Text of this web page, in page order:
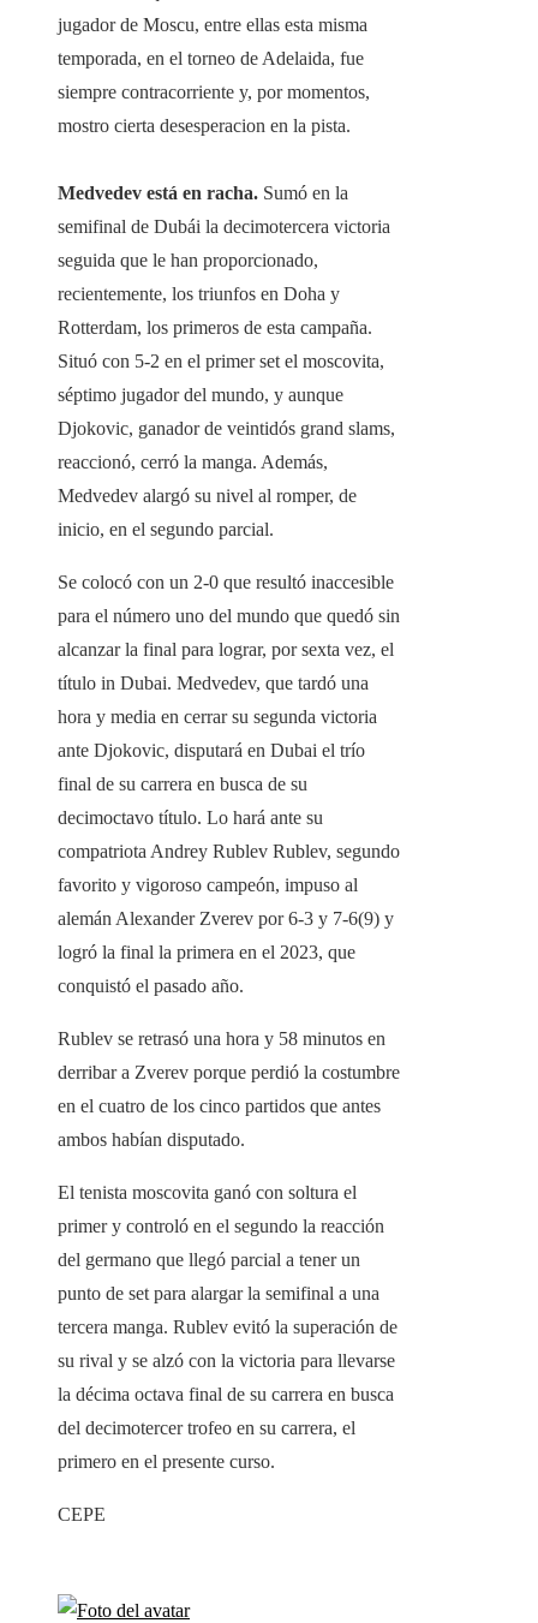
jugador de Moscu, entre ellas esta misma
temporada, en el torneo de Adelaida, fue
siempre contracorriente y, por momentos,
mostro cierta desesperacion en la pista.
Medvedev está en racha. Sumó en la
semifinal de Dubái la decimotercera victoria
seguida que le han proporcionado,
recientemente, los triunfos en Doha y
Rotterdam, los primeros de esta campaña.
Situó con 5-2 en el primer set el moscovita,
séptimo jugador del mundo, y aunque
Djokovic, ganador de veintidós grand slams,
reaccionó, cerró la manga. Además,
Medvedev alargó su nivel al romper, de
inicio, en el segundo parcial.
Se colocó con un 2-0 que resultó inaccesible
para el número uno del mundo que quedó sin
alcanzar la final para lograr, por sexta vez, el
título in Dubai. Medvedev, que tardó una
hora y media en cerrar su segunda victoria
ante Djokovic, disputará en Dubai el trío
final de su carrera en busca de su
decimoctavo título. Lo hará ante su
compatriota Andrey Rublev Rublev, segundo
favorito y vigoroso campeón, impuso al
alemán Alexander Zverev por 6-3 y 7-6(9) y
logró la final la primera en el 2023, que
conquistó el pasado año.
Rublev se retrasó una hora y 58 minutos en
derribar a Zverev porque perdió la costumbre
en el cuatro de los cinco partidos que antes
ambos habían disputado.
El tenista moscovita ganó con soltura el
primer y controló en el segundo la reacción
del germano que llegó parcial a tener un
punto de set para alargar la semifinal a una
tercera manga. Rublev evitó la superación de
su rival y se alzó con la victoria para llevarse
la décima octava final de su carrera en busca
del decimotercer trofeo en su carrera, el
primero en el presente curso.
CEPE